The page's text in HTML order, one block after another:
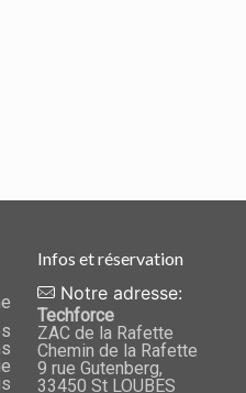
Infos et réservation
Notre adresse:
Techforce
ZAC de la Rafette
Chemin de la Rafette
9 rue Gutenberg,
33450 St LOUBES